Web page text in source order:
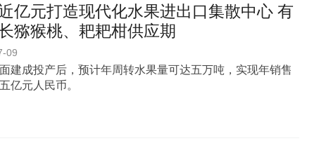
亿元打造现代化水果进出口集散中心 有
猕猴桃、耙耙柑供应期
09
建成投产后，预计年周转水果量可达五万吨，实现年销售
亿元人民币。